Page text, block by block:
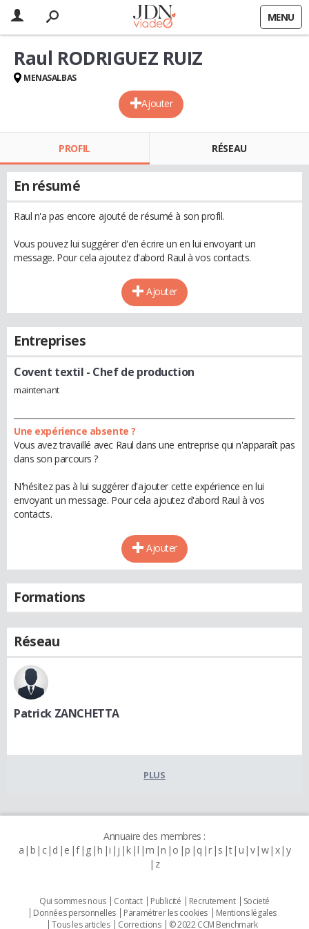
MENU
Ajouter
Raul RODRIGUEZ RUIZ
MENASALBAS
PROFIL RÉSEAU
En résumé
Raul n'a pas encore ajouté de résumé à son profil.
Vous pouvez lui suggérer d'en écrire un en lui envoyant un
message. Pour cela ajoutez d'abord Raul à vos contacts.
Ajouter
Entreprises
Covent textil - Chef de production
maintenant
Une expérience absente ?
Vous avez travaillé avec Raul dans une entreprise qui n'apparaît pas
dans son parcours ?
N'hésitez pas à lui suggérer d'ajouter cette expérience en lui
envoyant un message. Pour cela ajoutez d'abord Raul à vos
contacts.
Ajouter
Formations
Réseau
Patrick ZANCHETTA
PLUS
Annuaire des membres :
a b c d e f g h i j k l m n o p q r s t u v w x y
z
Qui sommes nous Contact Publicité Recrutement
Societé
Données personnelles
Paramétrer les cookies
Mentions légales
Tous les articles
Corrections © 2022 CCM Benchmark